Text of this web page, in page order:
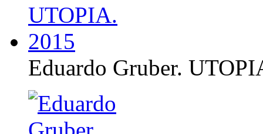
Eduardo Gruber.